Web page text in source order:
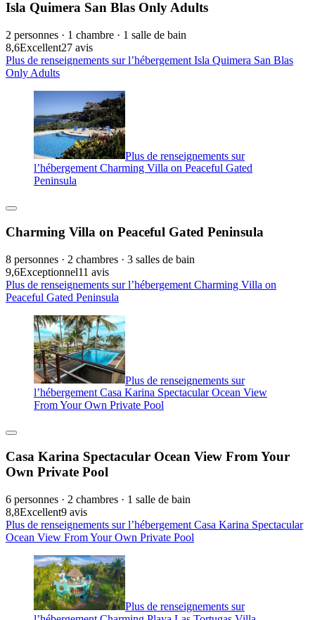
Isla Quimera San Blas Only Adults
2 personnes · 1 chambre · 1 salle de bain
8,6Excellent27 avis
Plus de renseignements sur l’hébergement Isla Quimera San Blas
Only Adults
Plus de renseignements sur
l’hébergement Charming Villa on Peaceful Gated
Peninsula
Charming Villa on Peaceful Gated Peninsula
8 personnes · 2 chambres · 3 salles de bain
9,6Exceptionnel11 avis
Plus de renseignements sur l’hébergement Charming Villa on
Peaceful Gated Peninsula
Plus de renseignements sur
l’hébergement Casa Karina Spectacular Ocean View
From Your Own Private Pool
Casa Karina Spectacular Ocean View From Your
Own Private Pool
6 personnes · 2 chambres · 1 salle de bain
8,8Excellent9 avis
Plus de renseignements sur l’hébergement Casa Karina Spectacular
Ocean View From Your Own Private Pool
Plus de renseignements sur